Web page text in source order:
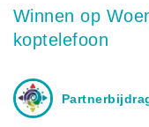
Winnen op
koptelefoon